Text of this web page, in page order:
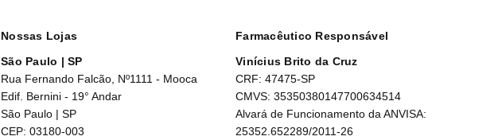
Nossas Lojas
São Paulo | SP
Rua Fernando Falcão, Nº1111 - Mooca
Edif. Bernini - 19° Andar
São Paulo | SP
CEP: 03180-003
Farmacêutico Responsável
Vinícius Brito da Cruz
CRF: 47475-SP
CMVS: 35350380147700634514
Alvará de Funcionamento da ANVISA:
25352.652289/2011-26